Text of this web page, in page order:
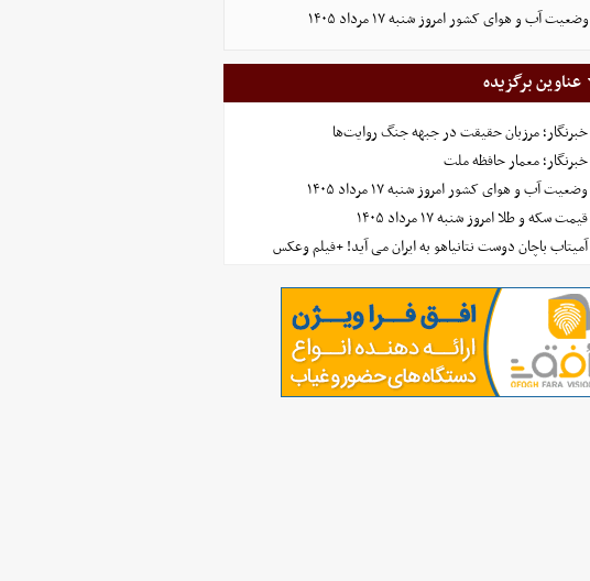
وضعیت آب و هوای کشور امروز شنبه ۱۷ مرداد ۱۴۰۵
عناوین برگزیده
خبرنگار؛ مرزبان حقیقت در جبهه جنگ روایت‌ها
خبرنگار؛ معمار حافظه ملت
وضعیت آب و هوای کشور امروز شنبه ۱۷ مرداد ۱۴۰۵
قیمت سکه و طلا امروز شنبه ۱۷ مرداد ۱۴۰۵
آمیتاب باچان دوست نتانیاهو به ایران می آید! +فیلم وعکس